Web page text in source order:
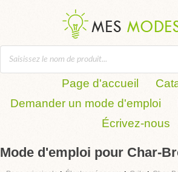
Page d'accueil
Demander un mode d'emploi
Écrivez-nous
Mode d'emploi pour Char-